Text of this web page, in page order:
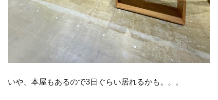
いや、本屋もあるので3日ぐらい居れるかも。。。